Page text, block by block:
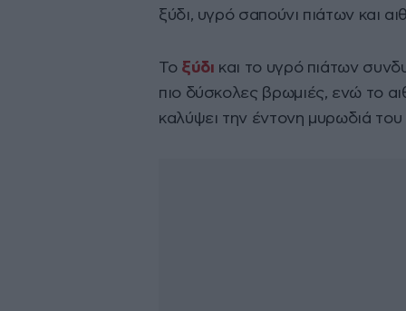
ξύδι, υγρό σαπούνι πιάτων και
Το ξύδι και το υγρό πιάτων
πιο δύσκολες βρωμιές, ενώ το
καλύψει την έντονη μυρωδιά του